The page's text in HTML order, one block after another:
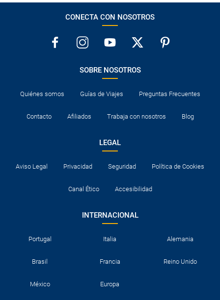
CONECTA CON NOSOTROS
SOBRE NOSOTROS
Quiénes somos Guías de Viajes Preguntas Frecuentes
Contacto Afiliados Trabaja con nosotros Blog
LEGAL
Aviso Legal Privacidad Seguridad Política de Cookies
Canal Ético Accesibilidad
INTERNACIONAL
Portugal Italia Alemania
Brasil Francia Reino Unido
México Europa